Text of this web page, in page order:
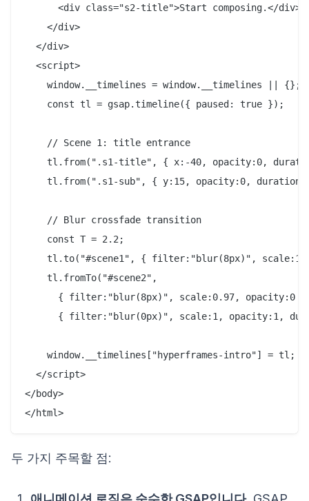
      <div class="s2-title">Start composing.</div>
    </div>
  </div>
  <script>
    window.__timelines = window.__timelines || {};
    const tl = gsap.timeline({ paused: true });
    // Scene 1: title entrance
tl.from(".s1-title", { x:-40, opacity:0,
tl.from(".s1-sub", { y:15, opacity:0,
    // Blur crossfade transition
    const T = 2.2;
tl.to("#scene1", { filter:"blur(8px)",
    tl.fromTo("#scene2",
{ filter:"blur(8px)", scale:0.97, opacity:0
{ filter:"blur(0px)", scale:1, opacity:1,
    window.__timelines["hyperframes-intro"] = tl;
  </script>
</body>
두 가지 주목할 점: